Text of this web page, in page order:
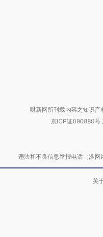
财新网所刊载内容之知识
京ICP证090880号
违法和不良信息举报电话（涉
关